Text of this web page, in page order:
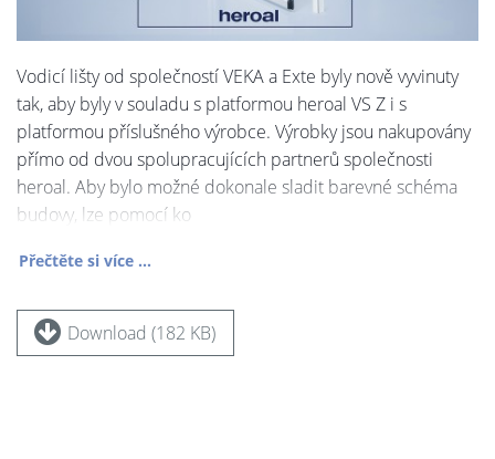
Vodicí lišty od společností VEKA a Exte byly nově vyvinuty
tak, aby byly v souladu s platformou heroal VS Z i s
platformou příslušného výrobce. Výrobky jsou nakupovány
přímo od dvou spolupracujících partnerů společnosti
heroal. Aby bylo možné dokonale sladit barevné schéma
budovy, lze pomocí ko
Přečtěte si více ...
Download (182 KB)